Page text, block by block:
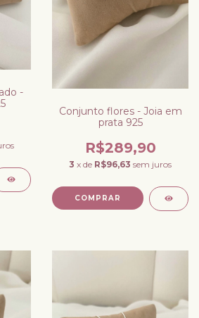
-
Conjunto flores - Joia em
prata 925
R$289,90
3 x de R$96,63 sem juros